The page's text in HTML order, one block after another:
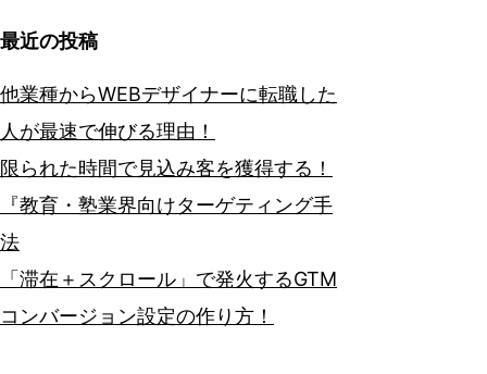
最近の投稿
他業種からWEBデザイナーに転職した
人が最速で伸びる理由！
限られた時間で見込み客を獲得する！
『教育・塾業界向けターゲティング手
法
「滞在＋スクロール」で発火するGTM
コンバージョン設定の作り方！